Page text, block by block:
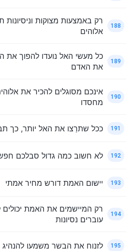
188
רק באמצעות מצוקות
אלוהים
189
כל מעשי האל נועדו להפוך את
את האדם
190
אינכם מסוגלים להכיר את
מחסדו
191 ככל שתרַצו את האל יותר, כך
192 לא חשוב כמה גדול סבלכם
193 יישום האמת דורש מחיר אמתי
194
רק המיישמים את האמת
עוברים נסיונות
195 לזנוח את הבשר משמעו